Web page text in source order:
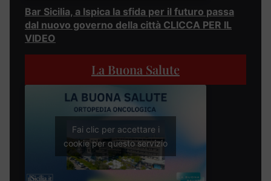
Bar Sicilia, a Ispica la sfida per il futuro passa
dal nuovo governo della città CLICCA PER IL
VIDEO
La Buona Salute
Fai clic per accettare i
cookie per questo servizio